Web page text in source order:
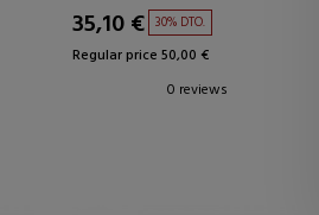
35,10 € 30% DTO.
Regular price 50,00 €
0 reviews